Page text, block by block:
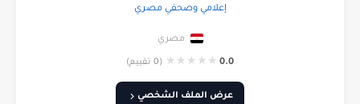
إعلامي وصحفي مصري
مصري
0.0
★
★
★
★
★ (0 تقييم)
عرض الملف الشخصي